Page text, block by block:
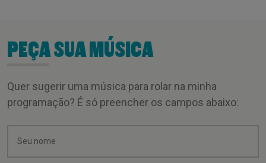
PEÇA SUA MÚSICA
Quer sugerir uma música para rolar na minha
programação? É só preencher os campos abaixo: